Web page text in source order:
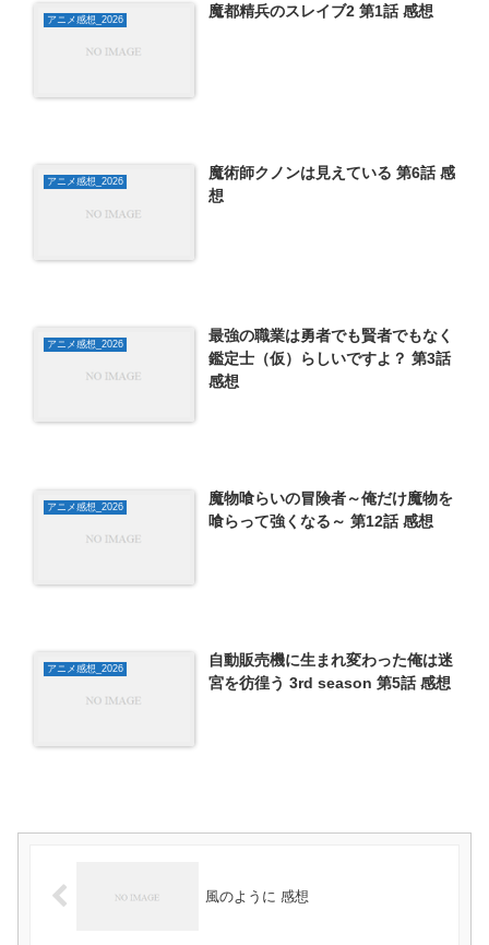
アニメ感想_2026 魔都精兵のスレイブ2 第1話 感想
アニメ感想_2026
魔術師クノンは見えている 第6話 感
想
アニメ感想_2026
最強の職業は勇者でも賢者でもなく
鑑定士（仮）らしいですよ？ 第3話
感想
アニメ感想_2026
魔物喰らいの冒険者～俺だけ魔物を
喰らって強くなる～ 第12話 感想
アニメ感想_2026
自動販売機に生まれ変わった俺は迷
宮を彷徨う 3rd season 第5話 感想
風のように 感想